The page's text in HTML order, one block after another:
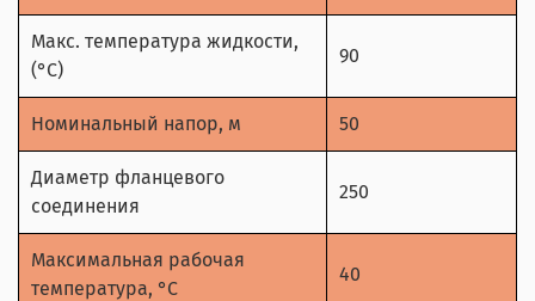
Макс. температура жидкости,
(°С)
90
Номинальный напор, м 50
Диаметр фланцевого
соединения
250
Максимальная рабочая
температура, °С
40